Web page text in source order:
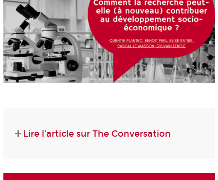
Lire l'article sur The Conversation